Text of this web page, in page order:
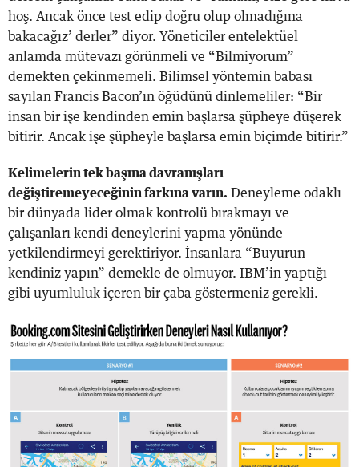
hoş. Ancak önce test edip doğru olup olmadığına
bakacağız’ derler” diyor. Yöneticiler entelektüel
anlamda mütevazı görünmeli ve “Bilmiyorum”
demekten çekinmemeli. Bilimsel yöntemin babası
sayılan Francis Bacon’ın öğüdünü dinlemeliler: “Bir
insan bir işe kendinden emin başlarsa şüpheye düşerek
bitirir. Ancak işe şüpheyle başlarsa emin biçimde bitirir.”
Kelimelerin tek başına davranışları
değiştiremeyeceğinin farkına varın. Deneyleme odaklı
bir dünyada lider olmak kontrolü bırakmayı ve
çalışanları kendi deneylerini yapma yönünde
yetkilendirmeyi gerektiriyor. İnsanlara “Buyurun
kendiniz yapın” demekle de olmuyor. IBM’in yaptığı
gibi uyumluluk içeren bir çaba göstermeniz gerekli.